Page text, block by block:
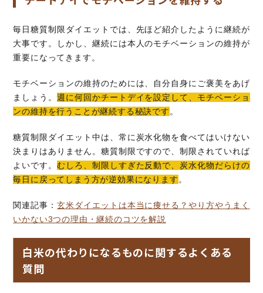
毎日糖質制限ダイエットでは、先ほど紹介したように継続が
大事です。しかし、継続には本人のモチベーションの維持が
重要になってきます。
モチベーションの維持のためには、自分自身にご褒美をあげ
ましょう。週に何回かチートデイを設定して、モチベーショ
ンの維持を行うことが継続する秘訣です。
糖質制限ダイエット中は、常に炭水化物を食べてはいけない
決まりはありません。糖質制限ですので、制限されていれば
よいです。むしろ、制限しすぎた反動で、炭水化物だらけの
毎日に戻ってしまう方が逆効果になります。
関連記事：玄米ダイエットは本当に痩せる？やり方やうまく
いかない3つの理由・継続のコツを解説
白米の代わりになるものに関するよくある
質問